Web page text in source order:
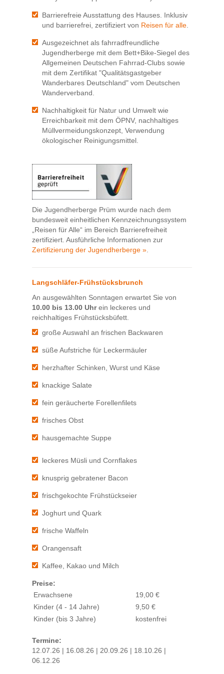
Barrierefreie Ausstattung des Hauses. Inklusiv
und barrierefrei, zertifiziert von Reisen für alle.
Ausgezeichnet als fahrradfreundliche
Jugendherberge mit dem Bett+Bike-Siegel des
Allgemeinen Deutschen Fahrrad-Clubs sowie
mit dem Zertifikat "Qualitätsgastgeber
Wanderbares Deutschland" vom Deutschen
Wanderverband.
Nachhaltigkeit für Natur und Umwelt wie
Erreichbarkeit mit dem ÖPNV, nachhaltiges
Müllvermeidungskonzept, Verwendung
ökologischer Reinigungsmittel.
Die Jugendherberge Prüm wurde nach dem
bundesweit einheitlichen Kennzeichnungssystem
„Reisen für Alle“ im Bereich Barrierefreiheit
zertifiziert. Ausführliche Informationen zur
Zertifizierung der Jugendherberge ».
Langschläfer-Frühstücksbrunch
An ausgewählten Sonntagen erwartet Sie von
10.00 bis 13.00 Uhrein leckeres und
reichhaltiges Frühstücksbüfett.
große Auswahl an frischen Backwaren
süße Aufstriche für Leckermäuler
herzhafter Schinken, Wurst und Käse
knackige Salate
fein geräucherte Forellenfilets
frisches Obst
hausgemachte Suppe
leckeres Müsli und Cornflakes
knusprig gebratener Bacon
frischgekochte Frühstückseier
Joghurt und Quark
frische Waffeln
Orangensaft
Kaffee, Kakao und Milch
Preise:
Erwachsene
19,00 €
Kinder (4 - 14 Jahre)
9,50 €
Kinder (bis 3 Jahre)
kostenfrei
Termine:
12.07.26 | 16.08.26 | 20.09.26 | 18.10.26 |
06.12.26